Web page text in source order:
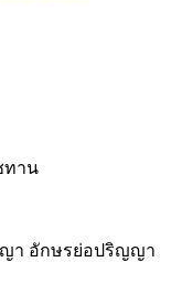
ทาน
า อักษรย่อปริญญา